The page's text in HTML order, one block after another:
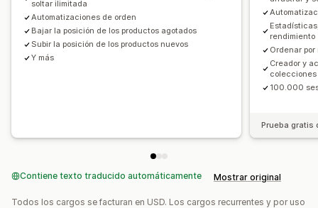
soltar ilimitada
Automatizaciones de orden
Bajar la posición de los productos agotados
Subir la posición de los productos nuevos
Y más
rendimiento
Ordenar
Creador y
colecciones
100.000
Prueba gratis
Contiene texto traducido automáticamente Mostrar original
Todos los cargos se facturan en USD. Los cargos recurrentes y por uso